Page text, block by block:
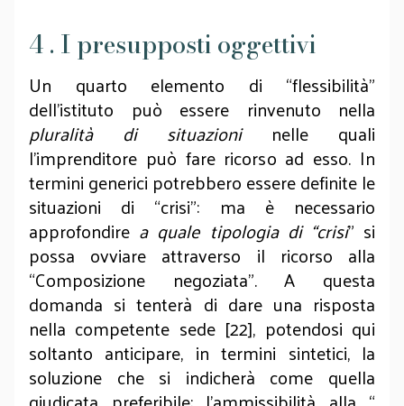
4 . I presupposti oggettivi
Un quarto elemento di “flessibilità”
dell’istituto può essere rinvenuto nella
pluralità di situazioninelle quali
l’imprenditore può fare ricorso ad esso. In
termini generici potrebbero essere definite le
situazioni di “crisi”: ma è necessario
approfondire a quale tipologia di “crisi” si
possa ovviare attraverso il ricorso alla
“Composizione negoziata”. A questa
domanda si tenterà di dare una risposta
nella competente sede [22], potendosi qui
soltanto anticipare, in termini sintetici, la
soluzione che si indicherà come quella